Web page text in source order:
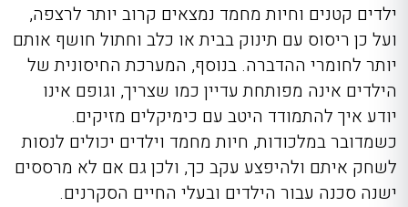
ילדים קטנים וחיות מחמד נמצאים קרוב יותר לרצפה,
ועל כן ריסוס עם תינוק בבית או כלב וחתול חושף אותם
יותר לחומרי ההדברה. בנוסף, המערכת החיסונית של
הילדים אינה מפותחת עדיין כמו שצריך, וגופם אינו
יודע איך להתמודד היטב עם כימיקלים מזיקים.
כשמדובר במלכודות, חיות מחמד וילדים יכולים לנסות
לשחק איתם ולהיפצע עקב כך, ולכן גם אם לא מרססים
ישנה סכנה עבור הילדים ובעלי החיים הסקרנים.